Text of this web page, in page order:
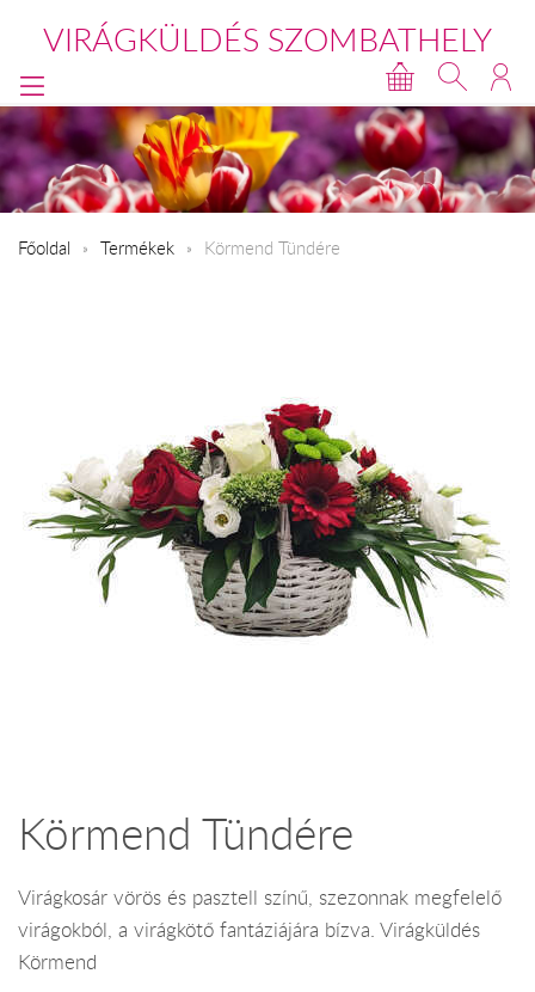
VIRÁGKÜLDÉS SZOMBATHELY
Főoldal Termékek Körmend Tündére
Körmend Tündére
Virágkosár vörös és pasztell színű, szezonnak megfelelő
virágokból, a virágkötő fantáziájára bízva. Virágküldés
Körmend